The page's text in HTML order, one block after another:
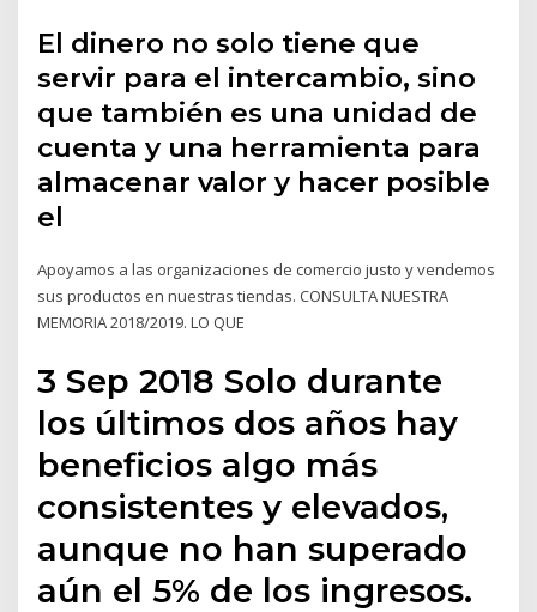
El dinero no solo tiene que
servir para el intercambio, sino
que también es una unidad de
cuenta y una herramienta para
almacenar valor y hacer posible
el
Apoyamos a las organizaciones de comercio justo y vendemos
sus productos en nuestras tiendas. CONSULTA NUESTRA
MEMORIA 2018/2019. LO QUE
3 Sep 2018 Solo durante
los últimos dos años hay
beneficios algo más
consistentes y elevados,
aunque no han superado
aún el 5% de los ingresos.